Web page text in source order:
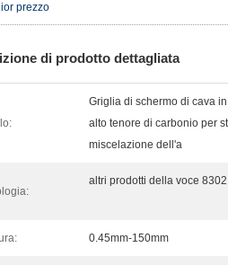
prezzo
di prodotto dettagliata
Griglia di schermo di cava
alto tenore di carbonio per
miscelazione dell'a
altri prodotti della voce 8302
0.45mm-150mm